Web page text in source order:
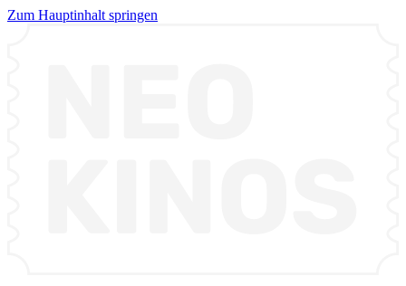
Zum Hauptinhalt springen